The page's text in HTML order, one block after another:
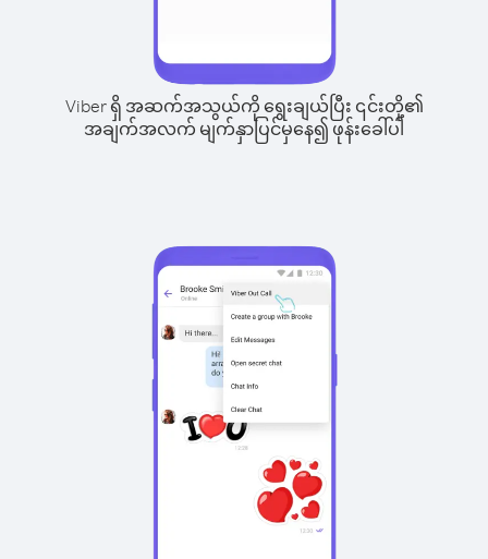
Viber ရှိ အဆက်အသွယ်ကို ရွေးချယ်ပြီး ၎င်းတို့၏
အချက်အလက် မျက်နှာပြင်မှနေ၍ ဖုန်းခေါ်ပါ